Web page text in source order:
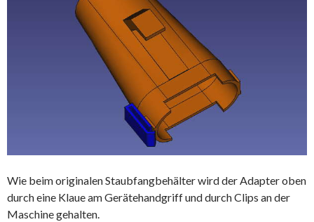
Wie beim originalen Staubfangbehälter wird der Adapter oben
durch eine Klaue am Gerätehandgriff und durch Clips an der
Maschine gehalten.